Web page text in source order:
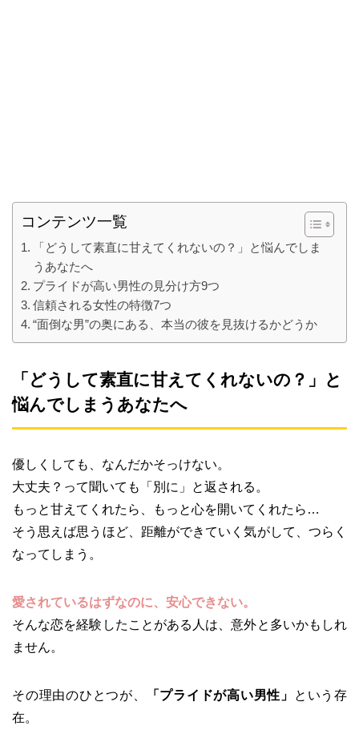
コンテンツ一覧
「どうして素直に甘えてくれないの？」と悩んでしま
うあなたへ
プライドが高い男性の見分け方9つ
信頼される女性の特徴7つ
“面倒な男”の奥にある、本当の彼を見抜けるかどうか
「どうして素直に甘えてくれないの？」と
悩んでしまうあなたへ
優しくしても、なんだかそっけない。
大丈夫？って聞いても「別に」と返される。
もっと甘えてくれたら、もっと心を開いてくれたら…
そう思えば思うほど、距離ができていく気がして、つらく
なってしまう。
愛されているはずなのに、安心できない。
そんな恋を経験したことがある人は、意外と多いかもしれ
ません。
その理由のひとつが、 「プライドが高い男性」
という存
在。